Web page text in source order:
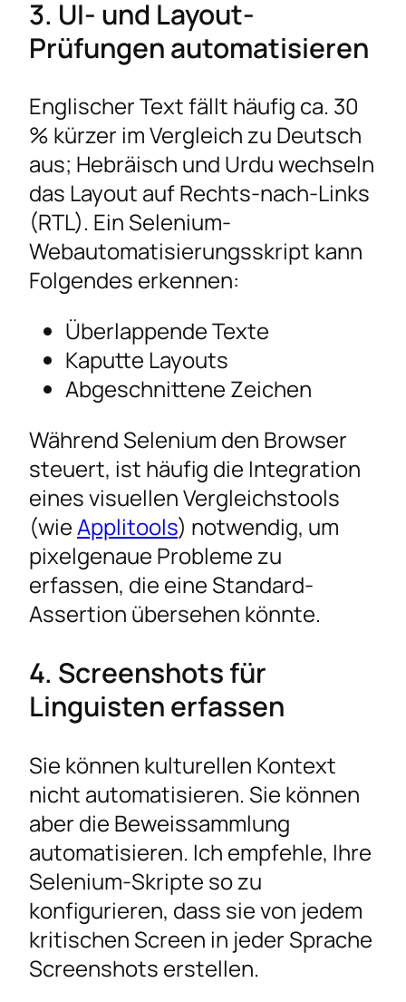
3. UI- und Layout-
Prüfungen automatisieren
Englischer Text fällt häufig ca. 30
% kürzer im Vergleich zu Deutsch
aus; Hebräisch und Urdu wechseln
das Layout auf Rechts-nach-Links
(RTL). Ein Selenium-
Webautomatisierungsskript kann
Folgendes erkennen:
Überlappende Texte
Kaputte Layouts
Abgeschnittene Zeichen
Während Selenium den Browser
steuert, ist häufig die Integration
eines visuellen Vergleichstools
(wieApplitools) notwendig, um
pixelgenaue Probleme zu
erfassen, die eine Standard-
Assertion übersehen könnte.
4. Screenshots für
Linguisten erfassen
Sie können kulturellen Kontext
nicht automatisieren. Sie können
aber die Beweissammlung
automatisieren. Ich empfehle, Ihre
Selenium-Skripte so zu
konfigurieren, dass sie von jedem
kritischen Screen in jeder Sprache
Screenshots erstellen.